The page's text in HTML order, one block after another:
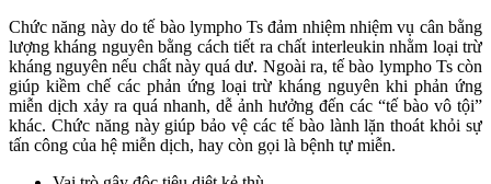
Chức năng này do tế bào lympho Ts đảm nhiệm nhiệm vụ cân bằng
lượng kháng nguyên bằng cách tiết ra chất interleukin nhằm loại trừ
kháng nguyên nếu chất này quá dư. Ngoài ra, tế bào lympho Ts còn
giúp kiềm chế các phản ứng loại trừ kháng nguyên khi phản ứng
miễn dịch xảy ra quá nhanh, dễ ảnh hưởng đến các “tế bào vô tội”
khác. Chức năng này giúp bảo vệ các tế bào lành lặn thoát khỏi sự
tấn công của hệ miễn dịch, hay còn gọi là bệnh tự miễn.